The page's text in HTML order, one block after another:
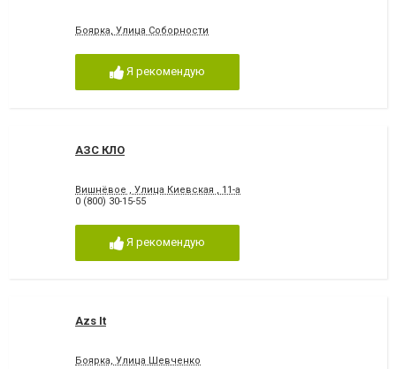
Боярка, Улица Соборности
Я рекомендую
АЗС КЛО
Вишнёвое , Улица Киевская , 11-а
0 (800) 30-15-55
Я рекомендую
Azs It
Боярка, Улица Шевченко